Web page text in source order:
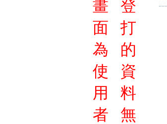
畫
面
為
使
用
者
登
打
的
資
料
無